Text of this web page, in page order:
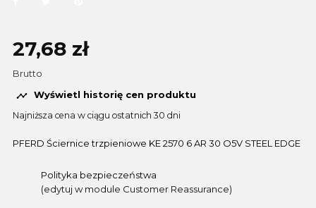
27,68 zł
Brutto
 Wyświetl historię cen produktu
Najniższa cena w ciągu ostatnich 30 dni
PFERD Ściernice trzpieniowe KE 2570 6 AR 30 O5V STEEL EDGE
Polityka bezpieczeństwa
(edytuj w module Customer Reassurance)